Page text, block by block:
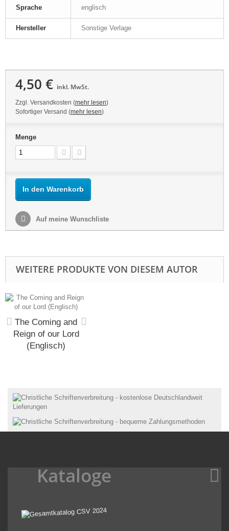
Sprache englisch
Hersteller Sonstige Verlage
4,50 € inkl. MwSt.
Zzgl. Versandkosten (mehr lesen)
Sofortiger Versand (mehr lesen)
Menge
In den Warenkorb
Auf meine Wunschliste
WEITERE PRODUKTE VON DIESEM AUTOR
The Coming and
Reign of our Lord
(Englisch)
Kataloge